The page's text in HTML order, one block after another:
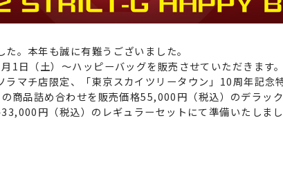
。本年も誠に有難うございました。
1日（土）〜ハッピーバッグを販売させていただきます。
マチ店限定、「東京スカイツリータウン」10周年記念
商品詰め合わせを販売価格55,000円（税込）のデラッ
円（税込）のレギュラーセットにて準備いたしまし